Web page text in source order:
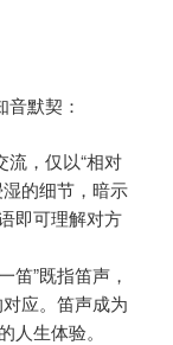
默契：
流，仅以“相对
的细节，暗示
即可理解对方
笛”既指笛声，
对应。笛声成为
生体验。